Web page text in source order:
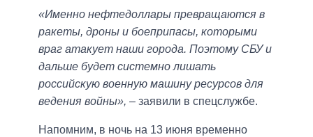
«Именно нефтедоллары превращаются в
ракеты, дроны и боеприпасы, которыми
враг атакует наши города. Поэтому СБУ и
дальше будет системно лишать
российскую военную машину ресурсов для
ведения войны», – заявили в спецслужбе.
Напомним, в ночь на 13 июня временно